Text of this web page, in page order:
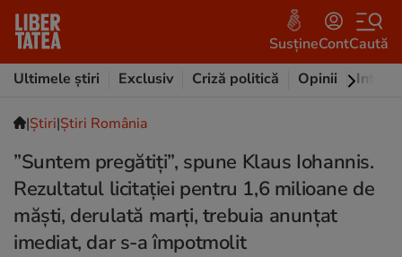
SusțineContCaută
Ultimele știri
Exclusiv Criză politică Opinii
|Ştiri|Știri România
”Suntem pregătiți”, spune Klaus Iohannis.
Rezultatul licitației pentru 1,6 milioane de
măști, derulată marți, trebuia anunțat
imediat, dar s-a împotmolit